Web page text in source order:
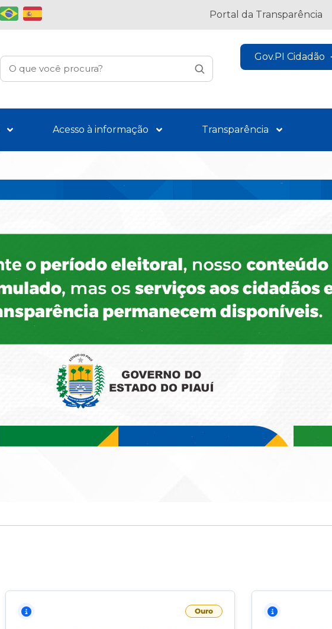
Portal da Transparência
Gov.PI Cidadão
Acesso à informação Transparência
Ouro